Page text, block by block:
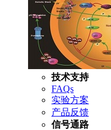
技术支持
FAQs
实验方案
产品反馈
信号通路